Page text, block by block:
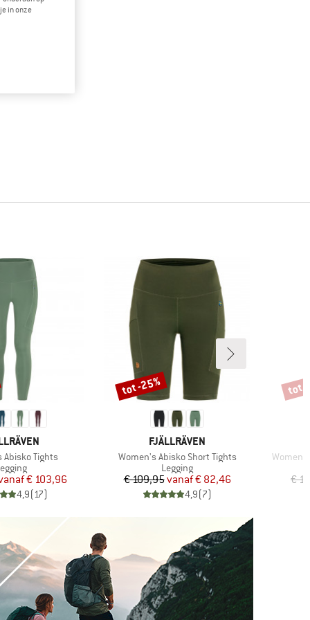
Abisko Tights
Prijs
Verlaagde prijs
€ 103,96
4,9(17)
MERK
FJÄLLRÄVEN
Artikel
Women's Abisko Short Tights
Productgroep
Legging
Prijs
€ 109,95 Verlaagde prijs
vanaf€ 82,46
4,9(7)
Korting
tot -25%
Artikel
€
tot
in onze